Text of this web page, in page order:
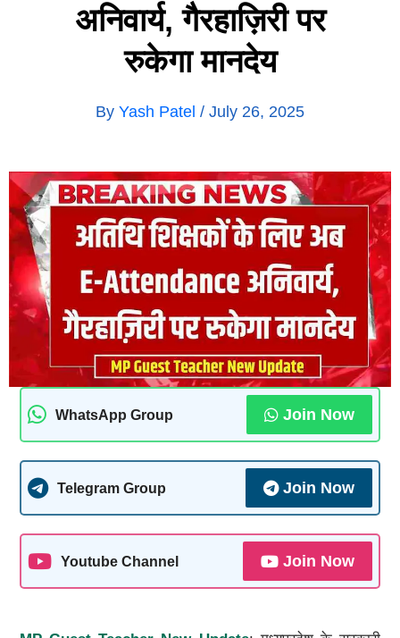
अनिवार्य, गैरहाज़िरी पर
रुकेगा मानदेय
By Yash Patel / July 26, 2025
WhatsApp Group Join Now
Telegram Group Join Now
Youtube Channel Join Now